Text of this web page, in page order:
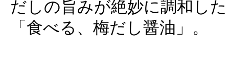
だしの旨みが絶妙に調和した
「食べる、梅だし醤油」。